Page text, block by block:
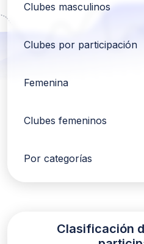
Clubes masculinos
Clubes por participación
Femenina
Clubes femeninos
Por categorías
Clasificación